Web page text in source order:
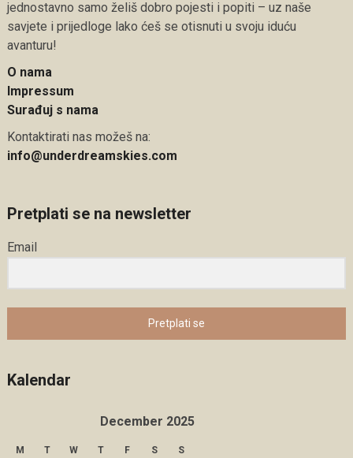
jednostavno samo želiš dobro pojesti i popiti – uz naše
savjete i prijedloge lako ćeš se otisnuti u svoju iduću
avanturu!
O nama
Impressum
Surađuj s nama
Kontaktirati nas možeš na:
info@underdreamskies.com
Pretplati se na newsletter
Email
Pretplati se
Kalendar
December 2025
M T W T F S S